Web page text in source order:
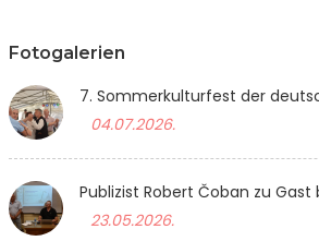
Fotogalerien
7. Sommerkulturfest der
04.07.2026.
Publizist Robert Čoban zu Gast
23.05.2026.